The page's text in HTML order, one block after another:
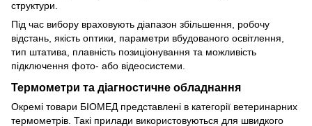
структури.
Під час вибору враховують діапазон збільшення, робочу
відстань, якість оптики, параметри вбудованого освітлення,
тип штатива, плавність позиціонування та можливість
підключення фото- або відеосистеми.
Термометри та діагностичне обладнання
Окремі товари БІОМЕД представлені в категорії ветеринарних
термометрів. Такі прилади використовуються для швидкого